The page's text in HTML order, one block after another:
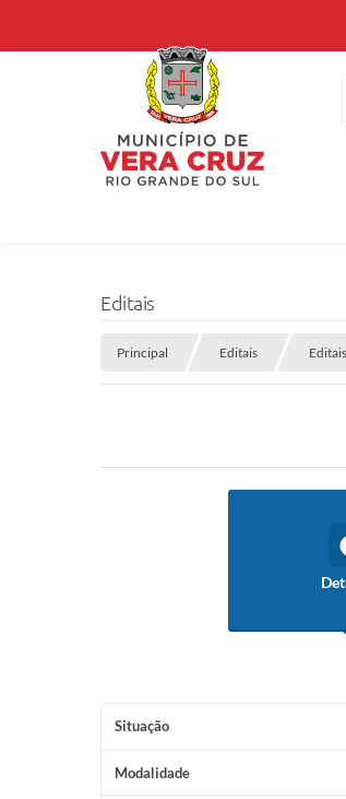
Editais
Principal Editais Editais
Situação
Modalidade